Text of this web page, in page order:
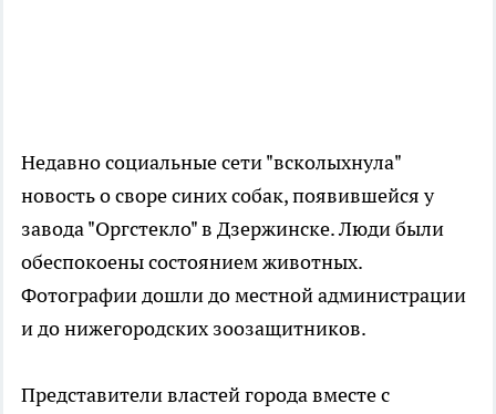
Недавно социальные сети "всколыхнула"
новость о своре синих собак, появившейся у
завода "Оргстекло" в Дзержинске. Люди были
обеспокоены состоянием животных.
Фотографии дошли до местной администрации
и до нижегородских зоозащитников.
Представители властей города вместе с